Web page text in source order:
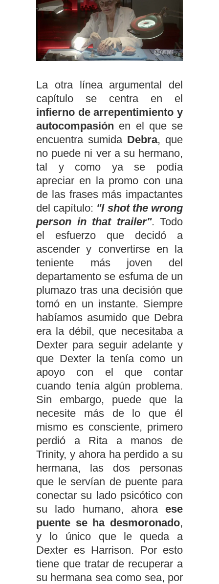
La otra línea argumental del
capítulo se centra en el
infierno de arrepentimiento y
autocompasión en el que se
encuentra sumida Debra, que
no puede ni ver a su hermano,
tal y como ya se podía
apreciar en la promo con una
de las frases más impactantes
del capítulo: "I shot the wrong
person in that trailer". Todo
el esfuerzo que decidó a
ascender y convertirse en la
teniente más joven del
departamento se esfuma de un
plumazo tras una decisión que
tomó en un instante. Siempre
habíamos asumido que Debra
era la débil, que necesitaba a
Dexter para seguir adelante y
que Dexter la tenía como un
apoyo con el que contar
cuando tenía algún problema.
Sin embargo, puede que la
necesite más de lo que él
mismo es consciente, primero
perdió a Rita a manos de
Trinity, y ahora ha perdido a su
hermana, las dos personas
que le servían de puente para
conectar su lado psicótico con
su lado humano, ahora ese
puente se ha desmoronado,
y lo único que le queda a
Dexter es Harrison. Por esto
tiene que tratar de recuperar a
su hermana sea como sea, por